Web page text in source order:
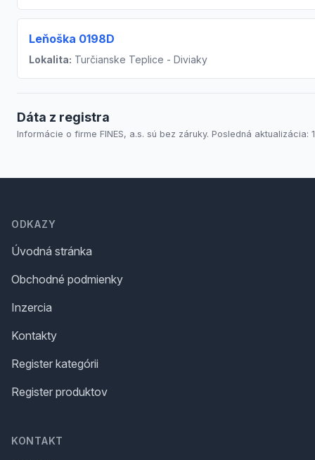
Leňoška 0198D
Lokalita: Turčianske Teplice - Diviaky
Dáta z registra
Informácie o firme FINES, a.s. sú bez záruky. Posledná aktualizácia:
ODKAZY
Úvodná stránka
Obchodné podmienky
Inzercia
Kontakty
Register kategórii
Register produktov
KONTAKT